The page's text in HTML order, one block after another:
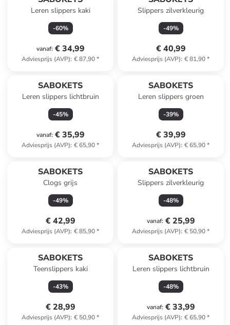
Leren slippers kaki
-60%
vanaf: € 34,99
Adviesprijs (AVP): € 87,90*
Slippers zilverkleurig
-49%
€ 40,99
Adviesprijs (AVP): € 81,90*
SABOKETS
Leren slippers lichtbruin
-45%
vanaf: € 35,99
Adviesprijs (AVP): € 65,90*
SABOKETS
Leren slippers groen
-39%
€ 39,99
Adviesprijs (AVP): € 65,90*
SABOKETS
Clogs grijs
-49%
€ 42,99
Adviesprijs (AVP): € 85,90*
SABOKETS
Slippers zilverkleurig
-48%
vanaf: € 25,99
Adviesprijs (AVP): € 50,90*
SABOKETS
Teenslippers kaki
-43%
€ 28,99
Adviesprijs (AVP): € 50,90*
SABOKETS
Leren slippers lichtbruin
-48%
vanaf: € 33,99
Adviesprijs (AVP): € 65,90*